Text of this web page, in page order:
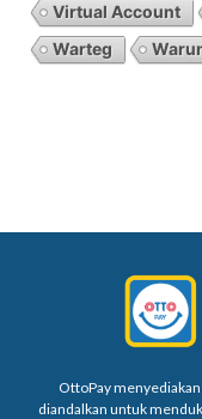
Virtual Account
Warteg
OttoPay
diandalkan untuk